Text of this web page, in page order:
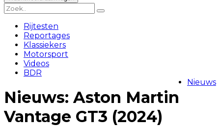
Rijtesten
Reportages
Klassiekers
Motorsport
Videos
BDR
Nieuws
Nieuws: Aston Martin
Vantage GT3 (2024)